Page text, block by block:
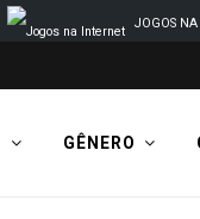
JOGOS
GÊNERO